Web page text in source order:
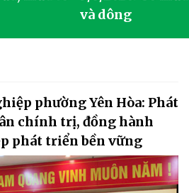
và dông
phường Yên Hòa: Phát
chính trị, đồng hành
phát triển bền vững